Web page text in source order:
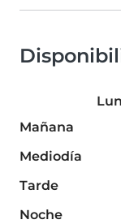
Lun
Mañana
Mediodía
Tarde
Noche